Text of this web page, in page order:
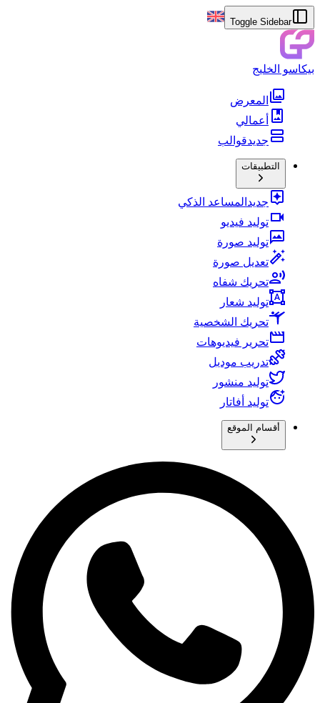
Toggle Sidebar
بيكاسو الخليج
المعرض
أعمالي
جديدقوالب
التطبيقات
جديد المساعد الذكي
توليد فيديو
توليد صورة
تعديل صورة
تحريك شفاه
توليد شعار
تحريك الشخصية
تحرير فيديوهات
تدريب موديل
توليد منشور
توليد أفاتار
أقسام الموقع